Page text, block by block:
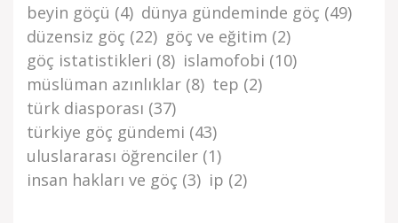
beyi̇n göçü (4) dünya gündemi̇nde göç (49)
düzensi̇z göç (22) göç ve eği̇ti̇m (2)
göç i̇stati̇sti̇kleri̇ (8) islamofobi (10)
müslüman azınlıklar (8) tep (2)
türk di̇asporasi (37)
türki̇ye göç gündemi̇ (43)
uluslararası öğrenciler (1)
i̇nsan haklari ve göç (3) i̇p (2)